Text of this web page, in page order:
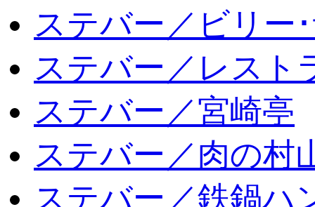
ステバー／ビリー
ステバー／レスト
ステバー／宮崎亭
ステバー／肉の村
ステバー／鉄鍋ハ